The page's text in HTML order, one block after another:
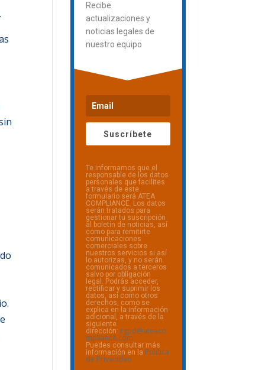
Recibe
actualizaciones y
noticias legales de
nuestro equipo
Suscríbete
Te informamos que el
responsable de los datos
personales que facilites
a través de este
formulario será ATEA
COMPLIANCE. Los datos
serán tratados para
gestionar tu suscripción
al boletín de noticias, así
como para remitirte
comunicaciones
comerciales sobre
nuestros servicios si así
lo autorizas, y no serán
comunicados a terceros
salvo por obligación
legal. Podrás acceder,
rectificar y suprimir los
datos, así como otros
derechos, como se
explica en la información
adicional, a través de la
siguiente
dirección: rgpd@ateaco
mpliance.com
Puedes consultar más
información en la Política
de Privacidad